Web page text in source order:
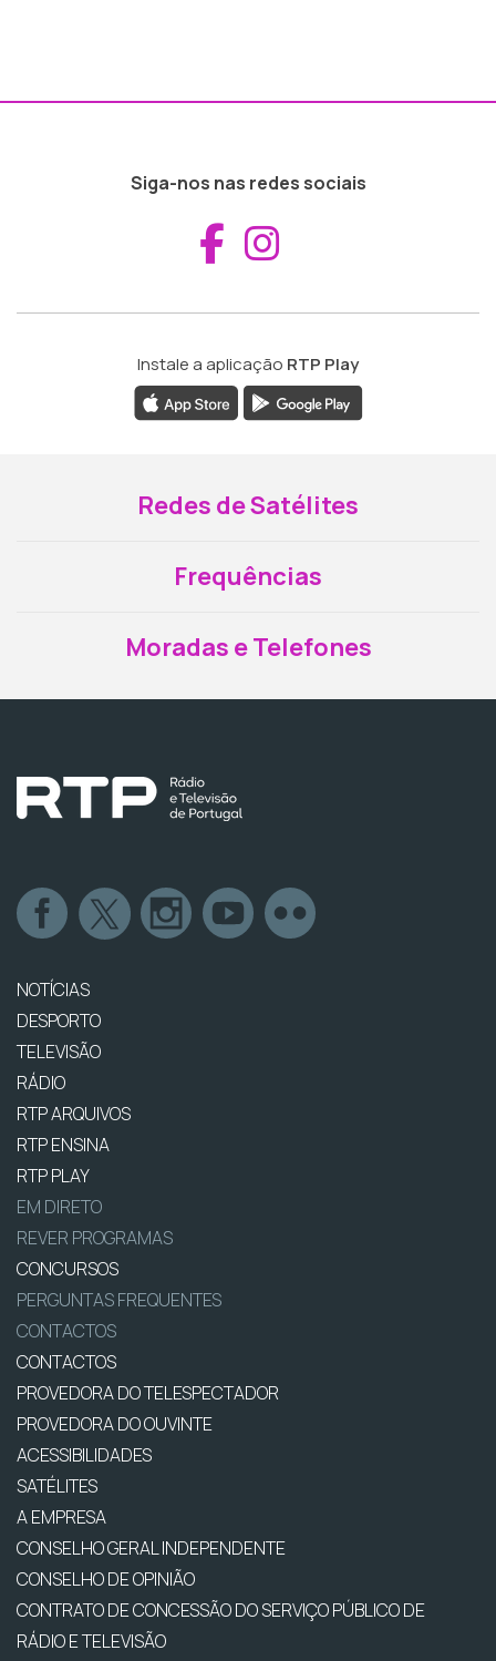
Siga-nos nas redes sociais
Aceder ao
Instale a aplicação RTP Play
Redes de Satélites
Frequências
Moradas e Telefones
NOTÍCIAS
DESPORTO
TELEVISÃO
RÁDIO
RTP ARQUIVOS
RTP ENSINA
RTP PLAY
EM DIRETO
REVER PROGRAMAS
CONCURSOS
PERGUNTAS FREQUENTES
CONTACTOS
CONTACTOS
PROVEDORA DO TELESPECTADOR
PROVEDORA DO OUVINTE
ACESSIBILIDADES
SATÉLITES
A EMPRESA
CONSELHO GERAL INDEPENDENTE
CONSELHO DE OPINIÃO
CONTRATO DE CONCESSÃO DO SERVIÇO PÚBLICO DE
RÁDIO E TELEVISÃO